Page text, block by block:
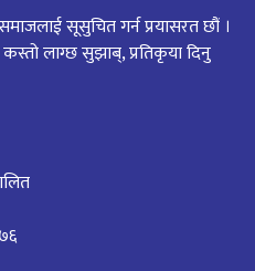
सूसुचित गर्न प्रयासरत छौं ।
लाग्छ सुझाब्, प्रतिकृया दिनु